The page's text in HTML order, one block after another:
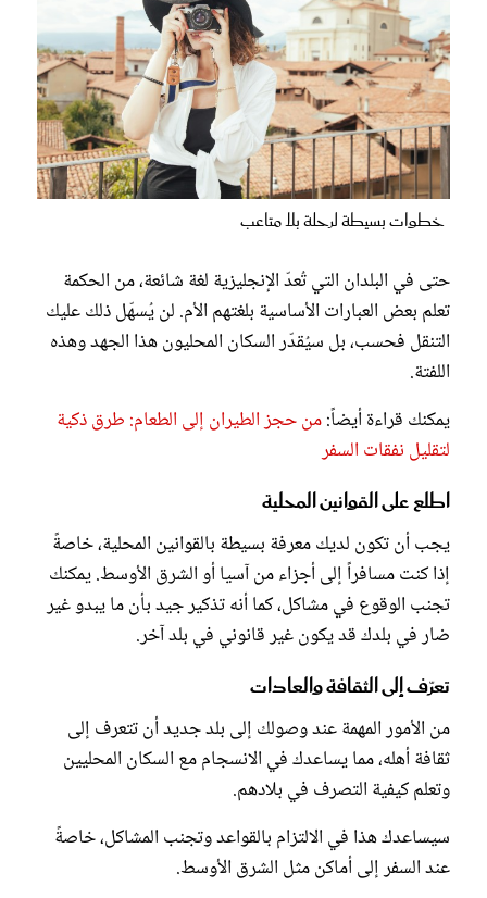
خطوات بسيطة لرحلة بلا متاعب
حتى في البلدان التي تُعدّ الإنجليزية لغة شائعة، من الحكمة
تعلم بعض العبارات الأساسية بلغتهم الأم. لن يُسهّل ذلك عليك
التنقل فحسب، بل سيُقدّر السكان المحليون هذا الجهد وهذه
اللفتة.
يمكنك قراءة أيضاً:من حجز الطيران إلى الطعام: طرق ذكية
لتقليل نفقات السفر
اطلع على القوانين المحلية
يجب أن تكون لديك معرفة بسيطة بالقوانين المحلية، خاصةً
إذا كنت مسافراً إلى أجزاء من آسيا أو الشرق الأوسط. يمكنك
تجنب الوقوع في مشاكل، كما أنه تذكير جيد بأن ما يبدو غير
ضار في بلدك قد يكون غير قانوني في بلد آخر.
تعرّف إلى الثقافة والعادات
من الأمور المهمة عند وصولك إلى بلد جديد أن تتعرف إلى
ثقافة أهله، مما يساعدك في الانسجام مع السكان المحليين
وتعلم كيفية التصرف في بلادهم.
سيساعدك هذا في الالتزام بالقواعد وتجنب المشاكل، خاصةً
عند السفر إلى أماكن مثل الشرق الأوسط.